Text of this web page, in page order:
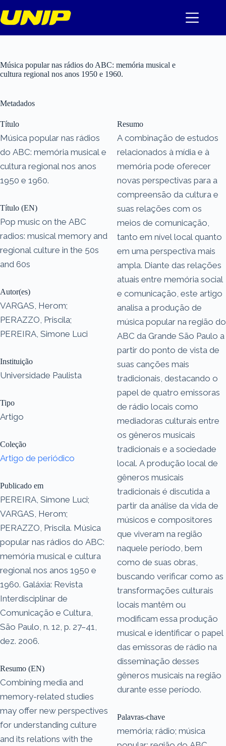
para
o
Música popular nas rádios do ABC: memória musical e
cultura regional nos anos 1950 e 1960.
Metadados
Título
Música popular nas rádios
do ABC: memória musical e
cultura regional nos anos
1950 e 1960.
Título (EN)
Pop music on the ABC
radios: musical memory and
regional culture in the 50s
and 60s
Autor(es)
VARGAS, Herom;
PERAZZO, Priscila;
PEREIRA, Simone Luci
Instituição
Universidade Paulista
Tipo
Artigo
Coleção
Artigo de periódico
Publicado em
PEREIRA, Simone Luci;
VARGAS, Herom;
PERAZZO, Priscila. Música
popular nas rádios do ABC:
memória musical e cultura
regional nos anos 1950 e
1960. Galáxia: Revista
Interdisciplinar de
Comunicação e Cultura,
São Paulo, n. 12, p. 27–41,
dez. 2006.
Resumo (EN)
Combining media and
memory-related studies
may offer new perspectives
for understanding culture
and its relations with the
Resumo
A combinação de estudos
relacionados à mídia e à
memória pode oferecer
novas perspectivas para a
compreensão da cultura e
suas relações com os
meios de comunicação,
tanto em nível local quanto
em uma perspectiva mais
ampla. Diante das relações
atuais entre memória social
e comunicação, este artigo
analisa a produção de
música popular na região do
ABC da Grande São Paulo a
partir do ponto de vista de
suas canções mais
tradicionais, destacando o
papel de quatro emissoras
de rádio locais como
mediadoras culturais entre
os gêneros musicais
tradicionais e a sociedade
local. A produção local de
gêneros musicais
tradicionais é discutida a
partir da análise da vida de
músicos e compositores
que viveram na região
naquele período, bem
como de suas obras,
buscando verificar como as
transformações culturais
locais mantêm ou
modificam essa produção
musical e identificar o papel
das emissoras de rádio na
disseminação desses
gêneros musicais na região
durante esse período.
Palavras-chave
memória; rádio; música